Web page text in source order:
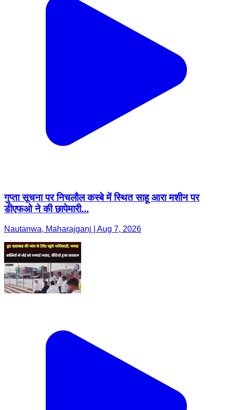
गुप्ता सूचना पर निचलौल कस्बे में स्थित साहू आरा मशीन पर
डीएफओ ने की छापेमारी...
Nautanwa, Maharajganj | Aug 7, 2026